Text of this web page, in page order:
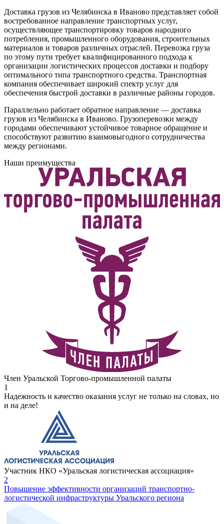
Доставка грузов из Челябинска в Иваново представляет собой
востребованное направление транспортных услуг,
осуществляющее транспортировку товаров народного
потребления, промышленного оборудования, строительных
материалов и товаров различных отраслей. Перевозка груза
по этому пути требует квалифицированного подхода к
организации логистических процессов доставки и подбору
оптимального типа транспортного средства. Транспортная
компания обеспечивает широкий спектр услуг для
обеспечения быстрой доставки в различные районы городов.
Параллельно работает обратное направление — доставка
грузов из Челябинска в Иваново. Грузоперевозки между
городами обеспечивают устойчивое товарное обращение и
способствуют развитию взаимовыгодного сотрудничества
между регионами.
Наши преимущества
Член Уральской Торгово-промышленной палаты
1
Надежность и качество оказания услуг не только на словах, но
и на деле!
Участник НКО «Уральская логистическая ассоциация»
2
Повышение эффективности организаций транспортно-
логистической инфраструктуры Уральского региона